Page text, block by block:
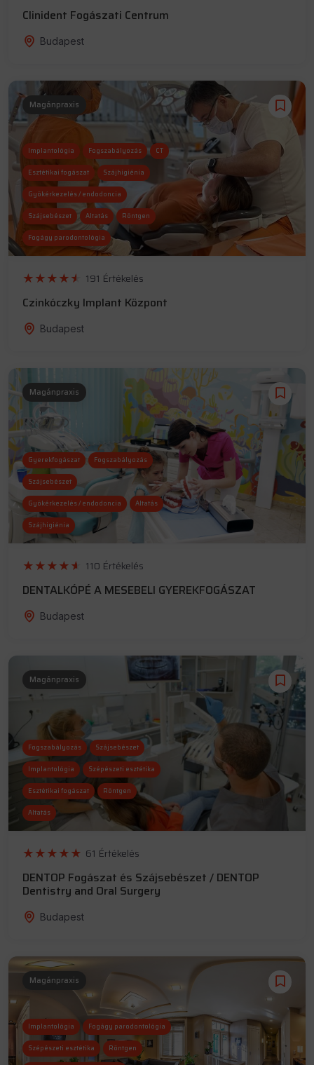
Clinident Fogászati Centrum
Budapest
Magánpraxis
Implantológia Fogszabályozás CT
Esztétikai fogászat Szájhigiénia
Gyökérkezelés / endodoncia
Szájsebészet Altatás Röntgen
Fogágy parodontológia
191 Értékelés
Czinkóczky Implant Központ
Budapest
Magánpraxis
Gyerekfogászat Fogszabályozás
Szájsebészet
Gyökérkezelés / endodoncia Altatás
Szájhigiénia
110 Értékelés
DENTALKÓPÉ A MESEBELI GYEREKFOGÁSZAT
Budapest
Magánpraxis
Fogszabályozás Szájsebészet
Implantológia Szépészeti esztétika
Esztétikai fogászat Röntgen
Altatás
61 Értékelés
DENTOP Fogászat és Szájsebészet / DENTOP
Dentistry and Oral Surgery
Budapest
Magánpraxis
Implantológia Fogágy parodontológia
Szépészeti esztétika Röntgen